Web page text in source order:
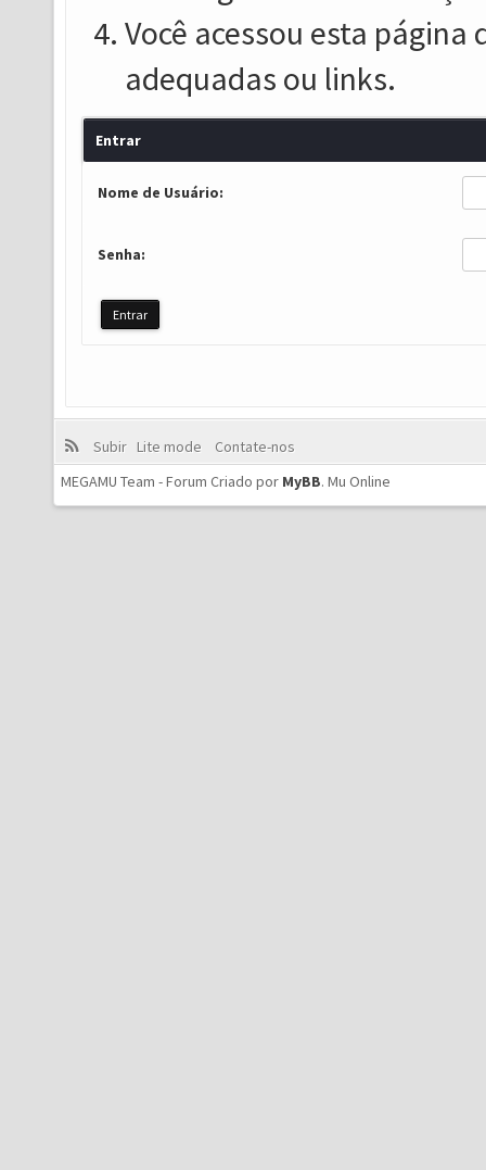
Você acessou esta
adequadas ou links.
Entrar
Nome de Usuário:
Senha:
Subir Lite mode
Contate-nos
MEGAMU Team - Forum Criado por MyBB. Mu Online